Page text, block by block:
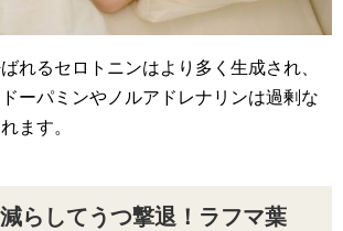
れるセロトニンはより多く生成され、
ーパミンやノルアドレナリンは過剰な
ます。
らしてうつ撃退！ラフマ葉